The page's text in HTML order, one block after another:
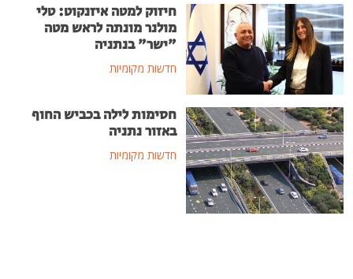
חיזוק למטה איזנקוט: טלי
מולנר מונתה לראש מטה
"ישר" בנתניה
חדשות מקומיות
חסימות לילה בכביש החוף
באזור נתניה
חדשות מקומיות